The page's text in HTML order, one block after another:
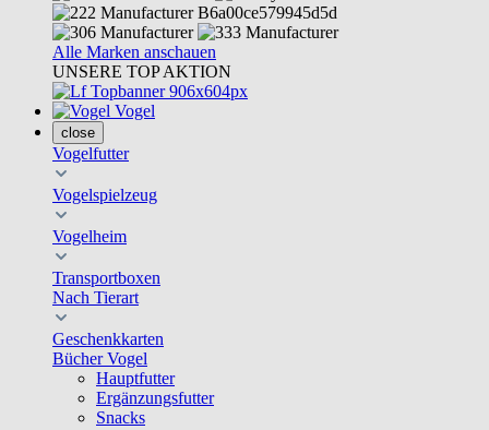
Alle Marken anschauen
UNSERE TOP AKTION
Vogel
close
Vogelfutter
Vogelspielzeug
Vogelheim
Transportboxen
Nach Tierart
Geschenkkarten
Bücher Vogel
Hauptfutter
Ergänzungsfutter
Snacks